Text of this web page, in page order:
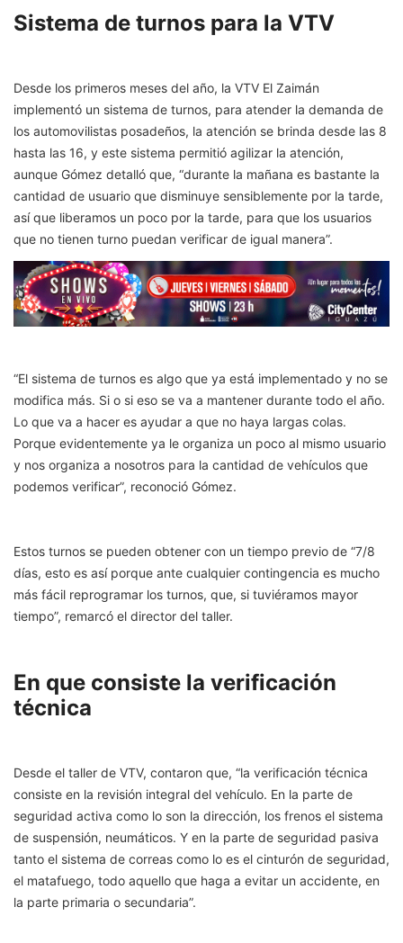
Sistema de turnos para la VTV
Desde los primeros meses del año, la VTV El Zaimán
implementó un sistema de turnos, para atender la demanda de
los automovilistas posadeños, la atención se brinda desde las 8
hasta las 16, y este sistema permitió agilizar la atención,
aunque Gómez detalló que, “durante la mañana es bastante la
cantidad de usuario que disminuye sensiblemente por la tarde,
así que liberamos un poco por la tarde, para que los usuarios
que no tienen turno puedan verificar de igual manera”.
“El sistema de turnos es algo que ya está implementado y no se
modifica más. Si o si eso se va a mantener durante todo el año.
Lo que va a hacer es ayudar a que no haya largas colas.
Porque evidentemente ya le organiza un poco al mismo usuario
y nos organiza a nosotros para la cantidad de vehículos que
podemos verificar”, reconoció Gómez.
Estos turnos se pueden obtener con un tiempo previo de “7/8
días, esto es así porque ante cualquier contingencia es mucho
más fácil reprogramar los turnos, que, si tuviéramos mayor
tiempo”, remarcó el director del taller.
En que consiste la verificación
técnica
Desde el taller de VTV, contaron que, “la verificación técnica
consiste en la revisión integral del vehículo. En la parte de
seguridad activa como lo son la dirección, los frenos el sistema
de suspensión, neumáticos. Y en la parte de seguridad pasiva
tanto el sistema de correas como lo es el cinturón de seguridad,
el matafuego, todo aquello que haga a evitar un accidente, en
la parte primaria o secundaria”.